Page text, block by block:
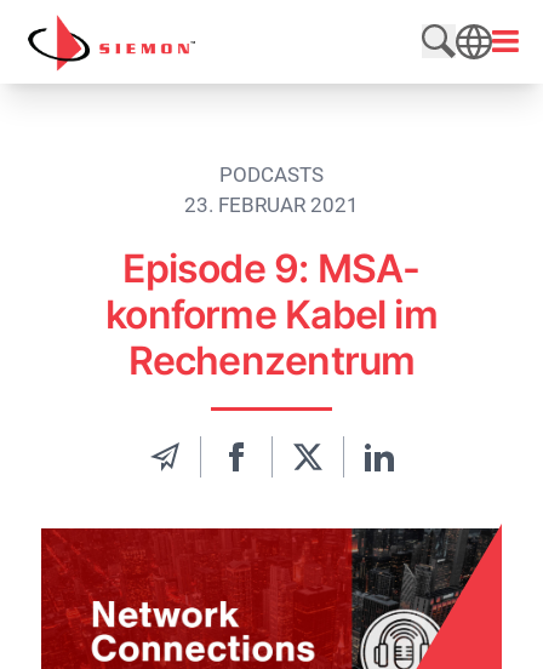
Direkt zum Inhalt wechseln
Website
SEARCH
PODCASTS
23. FEBRUAR 2021
Episode 9: MSA-
konforme Kabel im
Rechenzentrum